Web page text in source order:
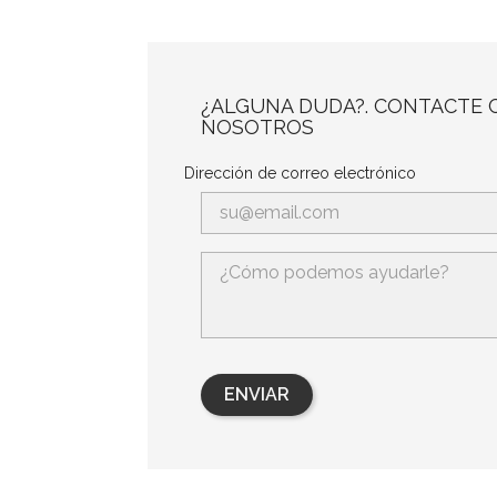
¿ALGUNA DUDA?. CONTACTE
NOSOTROS
Dirección de correo electrónico